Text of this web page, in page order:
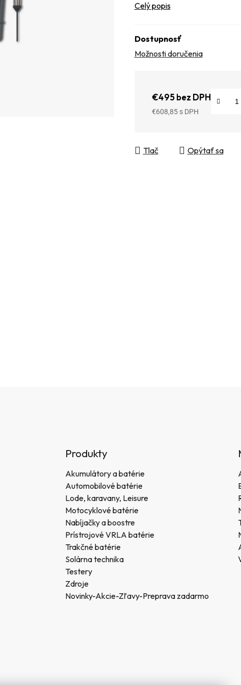
Celý popis
Dostupnosť
Možnosti doručenia
€495 bez DPH
€608,85
Tlač Opýtať sa
Produkty
Akumulátory a batérie
Automobilové batérie
Lode, karavany, Leisure
Motocyklové batérie
Nabíjačky a boostre
Prístrojové VRLA batérie
Trakčné batérie
Solárna technika
Testery
Zdroje
Novinky-Akcie-Zľavy-Preprava zadarmo